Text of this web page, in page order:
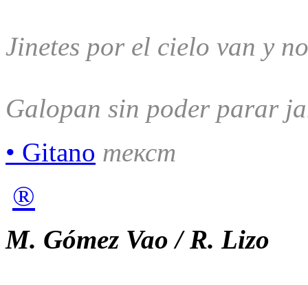
Jinetes por el cielo van y
Galopan sin poder parar
• Gitano текст
®
M. Gómez Vao / R. Lizo